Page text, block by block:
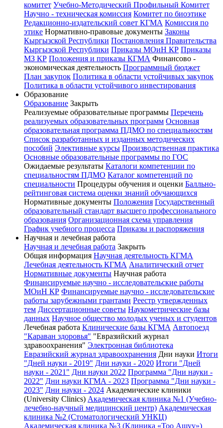
комитет Учебно-Методический Профильный Комитет
Научно - техническая комиссия Комитет по биоэтике
Редакционно-издательский совет КГМА Комиссия по
этике Нормативно-правовые документы Законы
Кыргызской Республики Постановления Правительства
Кыргызской Республики Приказы МОиН КР Приказы
МЗ КР Положения и приказы КГМА Финансово -
экономическая деятельность Программный бюджет
План закупок Политика в области устойчивых закупок
Политика в области устойчивого инвестирования
Образование
Образование Закрыть
Реализуемые образовательные программы Перечень
реализуемых образовательных программ Основная
образовательная программа ПДМО по специальностям
Список разработанных и изданных методических
пособий Элективные курсы Производственная практика
Основные образовательные программы по ГОС
Ожидаемые результаты Каталоги компетенции по
специальностям ПДМО Каталог компетенций по
специальности Процедуры обучения и оценки Балльно-
рейтинговая система оценки знаний обучающихся
Нормативные документы Положения Государственный
образовательный стандарт высшего профессионального
образования Организационная схема управления
График учебного процесса Приказы и распоряжения
Научная и лечебная работа
Научная и лечебная работа Закрыть
Общая информация Научная деятельность КГМА
Лечебная деятельность КГМА Аналитический отчет
Нормативные документы Научная работа
Финансируемые научно - исследовательские работы
МОиН КР Финансируемые научно - исследовательские
работы зарубежными грантами Реестр утвержденных
тем Диссертационные советы Наукометрические базы
данных Научное общество молодых ученых и студентов
Лечебная работа Клинические базы КГМА Автопоезд
"Караван здоровья" "Евразийский журнал
здравоохранения" Электронная библиотека
Евразийский журнал здравоохранения Дни науки Итоги
"Дней науки - 2019" Дни науки - 2020 Итоги "Дней
науки - 2021" Дни науки 2022 Программа "Дни науки -
2022" Дни науки КГМА - 2023 Программа "Дни науки -
2023" Дни науки - 2024 Академические клиники
(University Clinics) Академическая клиника №1 (Учебно-
лечебно-научный медицинский центр) Академическая
клиника №2 (Стоматологический УНКЦ)
Академическая клиника №3 (Клиника «Тоо Ашуу»)